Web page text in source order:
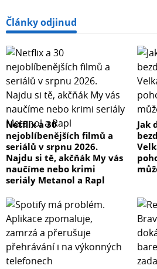
Články odjinud
Netflix a 30
nejoblíbenějších filmů a
seriálů v srpnu 2026.
Najdu si tě, akčňák My vás
naučíme nebo krimi
seriály Metanol a Rapl
Jak